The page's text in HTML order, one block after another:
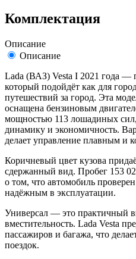
Комплектация
Описание
Описание
Lada (ВАЗ) Vesta I 2021 года —
который подойдёт как для
путешествий за город. Эта
оснащена бензиновым
мощностью 113 лошадиных
динамику и экономичность.
делает управление плавным и
Коричневый цвет кузова
сдержанный вид. Пробег 153
о том, что автомобиль
надёжным в эксплуатации.
Универсал — это практичный
вместительность. Lada Vesta
пассажиров и багажа, что
поездок.